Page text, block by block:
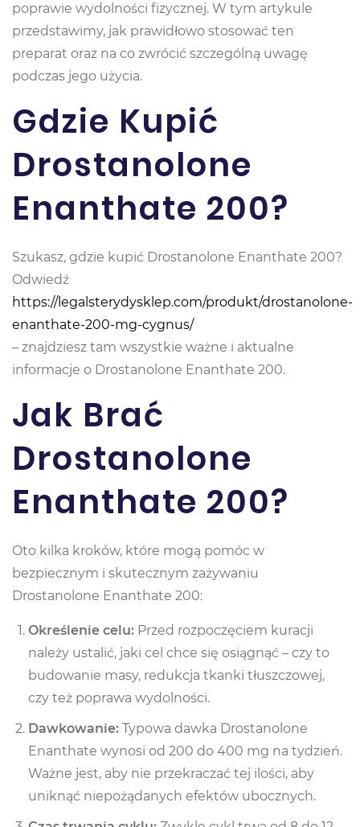
poprawie wydolności fizycznej. W tym artykule
przedstawimy, jak prawidłowo stosować ten
preparat oraz na co zwrócić szczególną uwagę
podczas jego użycia.
Gdzie Kupić
Drostanolone
Enanthate 200?
Szukasz, gdzie kupić Drostanolone Enanthate 200?
Odwiedź
https://legalsterydysklep.com/produkt/drostanolone-
enanthate-200-mg-cygnus/
– znajdziesz tam wszystkie ważne i aktualne
informacje o Drostanolone Enanthate 200.
Jak Brać
Drostanolone
Enanthate 200?
Oto kilka kroków, które mogą pomóc w
bezpiecznym i skutecznym zażywaniu
Drostanolone Enanthate 200:
Określenie celu: Przed rozpoczęciem kuracji
należy ustalić, jaki cel chce się osiągnąć – czy to
budowanie masy, redukcja tkanki tłuszczowej,
czy też poprawa wydolności.
Dawkowanie: Typowa dawka Drostanolone
Enanthate wynosi od 200 do 400 mg na tydzień.
Ważne jest, aby nie przekraczać tej ilości, aby
uniknąć niepożądanych efektów ubocznych.